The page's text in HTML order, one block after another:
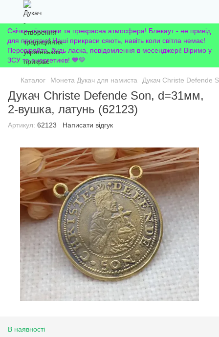
Свічки, ліхтарики та прекрасна атмосфера! Блекаут - не привід
для простою! Наші прикраси сяють, навіть коли світла немає!
Перевіряйте, будь ласка, повідомлення в месенджері! Віримо у
ЗСУ та енергетиків! 💙💛
Каталог Монета Дукач для намиста Дукач Christe Defende
Дукач Christe Defende Son, d=31мм,
2-вушка, латунь (62123)
Артикул: 62123 Написати відгук
В наявності